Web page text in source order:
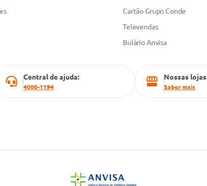
Cartão Grupo Conde
Televendas
Bulário Anvisa
Central de ajuda:
4000-1194
Nossas lojas
Saber mais